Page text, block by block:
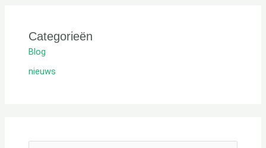
Categorieën
Blog
nieuws